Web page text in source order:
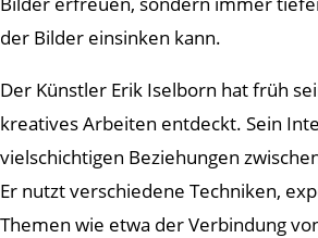
der Bilder einsinken kann.
Der Künstler Erik Iselborn hat früh
kreatives Arbeiten entdeckt. Sein
vielschichtigen Beziehungen
Er nutzt verschiedene Techniken,
Themen wie etwa der Verbindung